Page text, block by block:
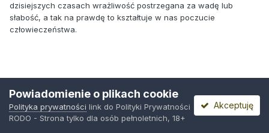
dzisiejszych czasach wrażliwość postrzegana za wadę lub
słabość, a tak na prawdę to kształtuje w nas poczucie
człowieczeństwa.
Podsumowując, artykuł nerwy są wstanie zdziałać w życiu ludzi
wiele zła, ale tylko od ludzi zależy czy chcą by te zło zagościło na
dobre i zdominowało ich życie, czy też chcą coś z tym zrobić i
Powiadomienie o plikach cookie
Polityka prywatności link do Polityki Prywatności
RODO - Strona tylko dla osób pełnoletnich, 18+
Akceptuję